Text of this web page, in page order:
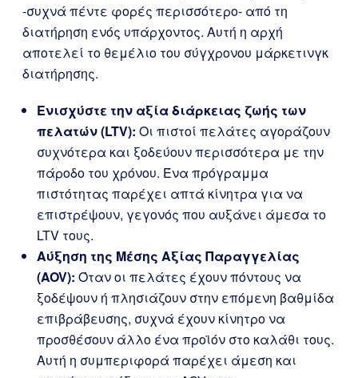
-συχνά πέντε φορές περισσότερο- από τη
διατήρηση ενός υπάρχοντος. Αυτή η αρχή
αποτελεί το θεμέλιο του σύγχρονου μάρκετινγκ
διατήρησης.
Ενισχύστε την αξία διάρκειας ζωής των
πελατών (LTV): Οι πιστοί πελάτες αγοράζουν
συχνότερα και ξοδεύουν περισσότερα με την
πάροδο του χρόνου. Ένα πρόγραμμα
πιστότητας παρέχει απτά κίνητρα για να
επιστρέψουν, γεγονός που αυξάνει άμεσα το
LTV τους.
Αύξηση της Μέσης Αξίας Παραγγελίας
(AOV): Όταν οι πελάτες έχουν πόντους να
ξοδέψουν ή πλησιάζουν στην επόμενη βαθμίδα
επιβράβευσης, συχνά έχουν κίνητρο να
προσθέσουν άλλο ένα προϊόν στο καλάθι τους.
Αυτή η συμπεριφορά παρέχει άμεση και